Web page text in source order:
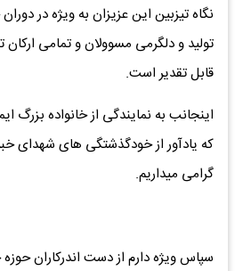
تولید و دلگرمی مسوولان و تمامی ارکان
قابل تقدیر است.
که یادآور از خودگذشتگی های شهدای
گرامی میداریم.
سپاس ویژه دارم از دست اندرکاران